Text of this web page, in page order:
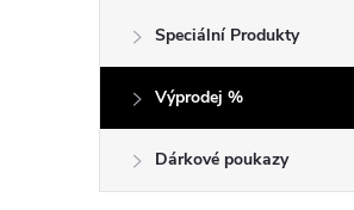
Speciální Produkty
Výprodej %
Dárkové poukazy